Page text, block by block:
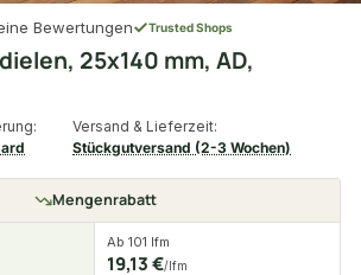
Bewertungen Trusted Shops
25x140 mm, AD,
Versand & Lieferzeit:
Stückgutversand (2-3 Wochen)
Mengenrabatt
Ab 101 lfm
19,13 €/lfm